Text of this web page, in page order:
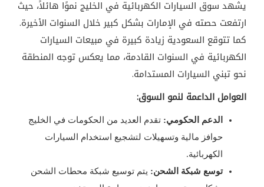
يشهد سوق السيارات الكهربائية في الخليج نموًا هائلاً، حيث
ارتفعت حصته في الإمارات بشكل كبير خلال السنوات الأخيرة.
كما تتوقع السعودية زيادة كبيرة في مبيعات السيارات
الكهربائية في السنوات القادمة، مما يعكس توجه المنطقة
نحو تبني السيارات المستدامة.
العوامل الداعمة لنمو السوق:
الدعم الحكومي: تقدم العديد من الحكومات في الخليج
حوافز مالية وتسهيلات لتشجيع استخدام السيارات
الكهربائية.
توسع شبكة الشحن: يتم توسيع شبكة محطات الشحن